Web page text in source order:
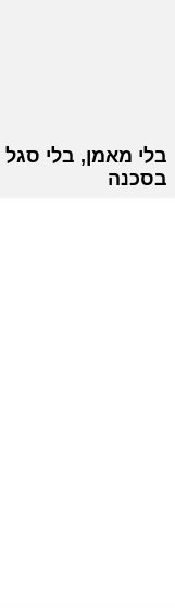
בלי מאמן, בלי סגל
בסכנה